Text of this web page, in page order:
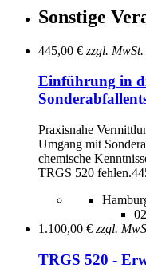
Sonstige
445,00 € zzgl. MwSt.
Einführung in
Praxisnahe
Umgang mit
chemische
TRGS 520 fehlen.
1.100,00 € zzgl.
TRGS 520 -